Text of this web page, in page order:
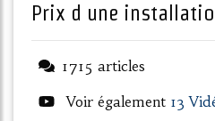
prix d une
1715 articles
Voir également 13